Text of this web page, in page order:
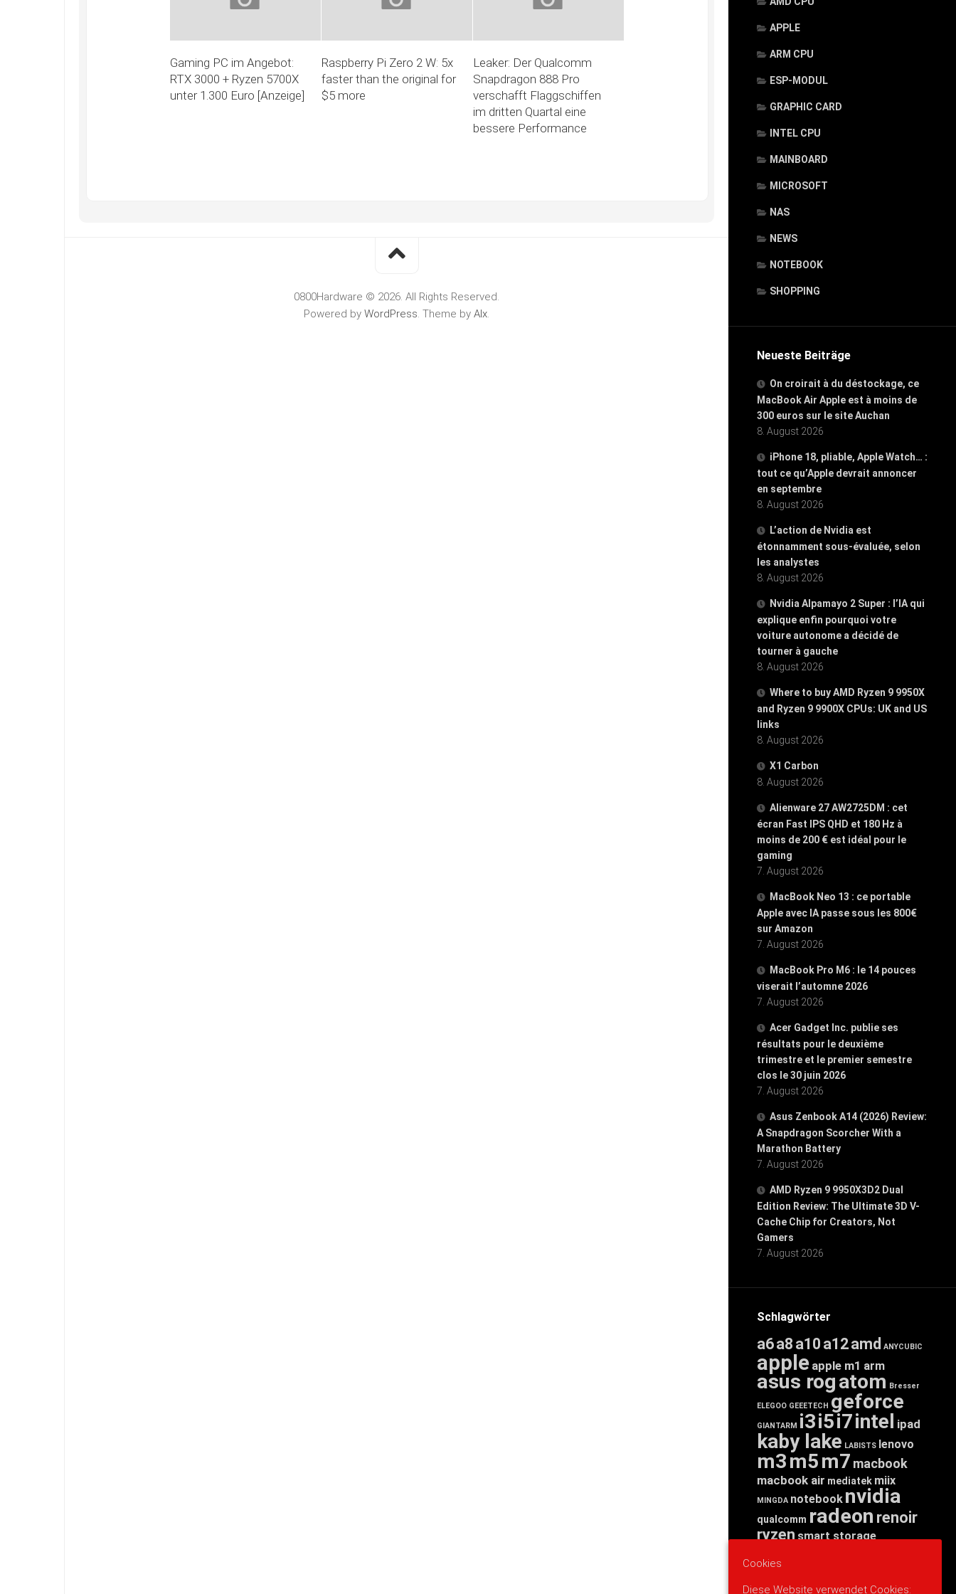
APPLE
ARM CPU
ESP-MODUL
GRAPHIC CARD
INTEL CPU
MAINBOARD
MICROSOFT
NAS
NEWS
NOTEBOOK
SHOPPING
Neueste Beiträge
On croirait à du déstockage, ce
MacBook Air Apple est à moins de
300 euros sur le site Auchan
8. August 2026
iPhone 18, pliable, Apple Watch… :
tout ce qu’Apple devrait annoncer
en septembre
8. August 2026
L’action de Nvidia est
étonnamment sous-évaluée, selon
les analystes
8. August 2026
Nvidia Alpamayo 2 Super : l’IA qui
explique enfin pourquoi votre
voiture autonome a décidé de
tourner à gauche
8. August 2026
Where to buy AMD Ryzen 9 9950X
and Ryzen 9 9900X CPUs: UK and US
links
8. August 2026
X1 Carbon
8. August 2026
Alienware 27 AW2725DM : cet
écran Fast IPS QHD et 180 Hz à
moins de 200 € est idéal pour le
gaming
7. August 2026
MacBook Neo 13 : ce portable
Apple avec IA passe sous les 800€
sur Amazon
7. August 2026
MacBook Pro M6 : le 14 pouces
viserait l’automne 2026
7. August 2026
Acer Gadget Inc. publie ses
résultats pour le deuxième
trimestre et le premier semestre
clos le 30 juin 2026
7. August 2026
Asus Zenbook A14 (2026) Review:
A Snapdragon Scorcher With a
Marathon Battery
7. August 2026
AMD Ryzen 9 9950X3D2 Dual
Edition Review: The Ultimate 3D V-
Cache Chip for Creators, Not
Gamers
7. August 2026
Schlagwörter
a6a8 a10 a12amd ANYCUBIC
apple apple m1 arm
asus rogatom Bresser
ELEGOO GEEETECH geforce
GIANTARM i3i5i7intel ipad
kaby lake LABISTS lenovo
m3m5m7 macbook
macbook air mediatek miix
MINGDA notebook nvidia
qualcomm radeon renoir
ryzensmart storage
threadripper
Gaming PC im Angebot:
RTX 3000 + Ryzen 5700X
unter 1.300 Euro [Anzeige]
Raspberry Pi Zero 2 W: 5x
faster than the original for
$5 more
Leaker: Der Qualcomm
Snapdragon 888 Pro
verschafft Flaggschiffen
im dritten Quartal eine
bessere Performance
0800Hardware © 2026. All Rights Reserved.
Powered by WordPress. Theme by Alx.
Cookies
Diese Website verwendet Cookies: